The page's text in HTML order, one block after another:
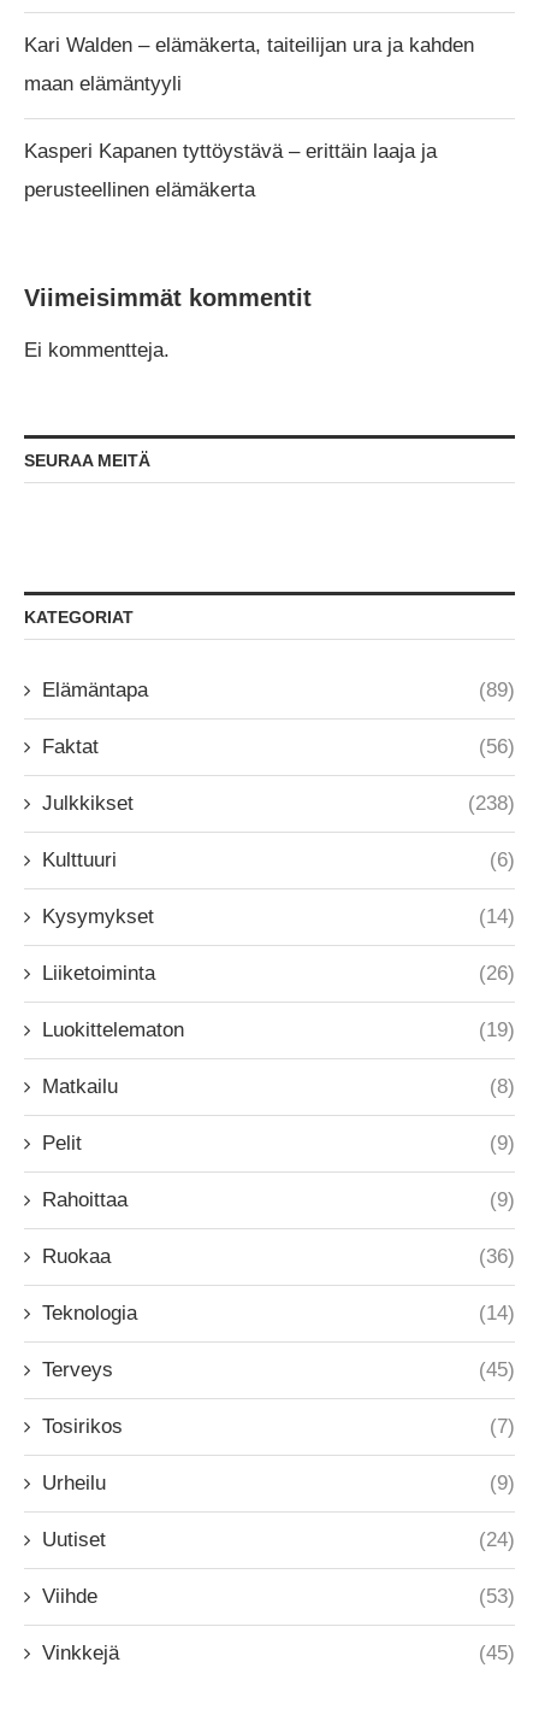
Kari Walden – elämäkerta, taiteilijan ura ja kahden
maan elämäntyyli
Kasperi Kapanen tyttöystävä – erittäin laaja ja
perusteellinen elämäkerta
Viimeisimmät kommentit
Ei kommentteja.
SEURAA MEITÄ
KATEGORIAT
Elämäntapa (89)
Faktat (56)
Julkkikset (238)
Kulttuuri (6)
Kysymykset (14)
Liiketoiminta (26)
Luokittelematon (19)
Matkailu (8)
Pelit (9)
Rahoittaa (9)
Ruokaa (36)
Teknologia (14)
Terveys (45)
Tosirikos (7)
Urheilu (9)
Uutiset (24)
Viihde (53)
Vinkkejä (45)